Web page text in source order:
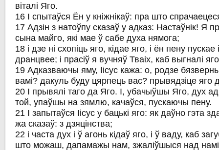
віталі Яго.
16 І спытаўся Ён у кніжнікаў: пра што
17 Адзін з натоўпу сказаў у адказ: Настаўнік! Я
сына майго, які мае ў сабе духа нямога;
18 і дзе ні схопіць яго, кідае яго, і ён пену пускае
дранцвее; і прасіў я вучняў Тваіх, каб выгналі
19 Адказваючы яму, Іісус кажа: о, родзе
вамі? дакуль буду цярпець вас? прывядзіце яго
20 І прывялі таго да Яго. І, убачыўшы Яго, дух
той, упаўшы на зямлю, качаўся, пускаючы пену.
21 І запытаўся Іісус у бацькі яго: як даўно гэта
жа сказаў: з дзяцінства;
22 і часта дух і ў агонь кідаў яго, і ў ваду, каб
што можаш, дапамажы нам, зжаліўшыся над